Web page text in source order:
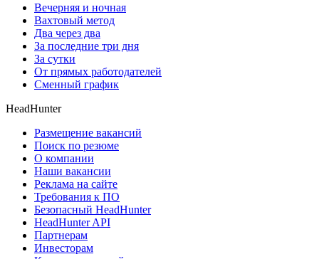
Вечерняя и ночная
Вахтовый метод
Два через два
За последние три дня
За сутки
От прямых работодателей
Сменный график
HeadHunter
Размещение вакансий
Поиск по резюме
О компании
Наши вакансии
Реклама на сайте
Требования к ПО
Безопасный HeadHunter
HeadHunter API
Партнерам
Инвесторам